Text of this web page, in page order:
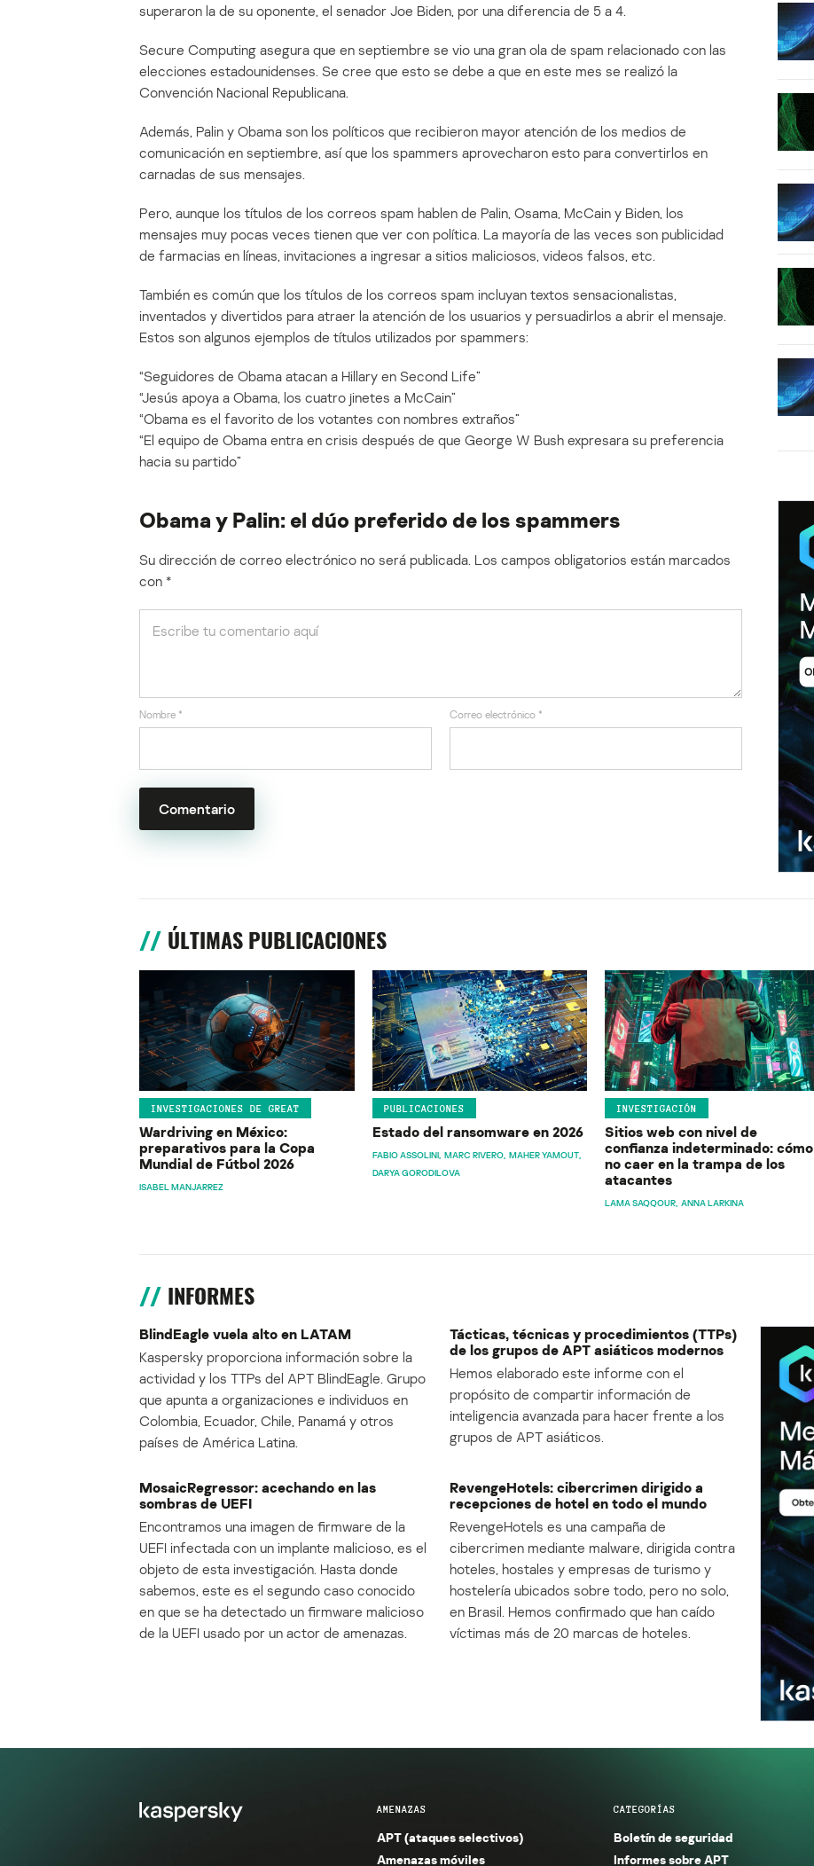
superaron la de su oponente, el senador Joe Biden, por una diferencia de 5 a 4.
Secure Computing asegura que en septiembre se vio una gran ola de spam relacionado con las
elecciones estadounidenses. Se cree que esto se debe a que en este mes se realizó la
Convención Nacional Republicana.
Además, Palin y Obama son los políticos que recibieron mayor atención de los medios de
comunicación en septiembre, así que los spammers aprovecharon esto para convertirlos en
carnadas de sus mensajes.
Pero, aunque los títulos de los correos spam hablen de Palin, Osama, McCain y Biden, los
mensajes muy pocas veces tienen que ver con política. La mayoría de las veces son publicidad
de farmacias en líneas, invitaciones a ingresar a sitios maliciosos, videos falsos, etc.
También es común que los títulos de los correos spam incluyan textos sensacionalistas,
inventados y divertidos para atraer la atención de los usuarios y persuadirlos a abrir el mensaje.
Estos son algunos ejemplos de títulos utilizados por spammers:
“Seguidores de Obama atacan a Hillary en Second Life”
“Jesús apoya a Obama, los cuatro jinetes a McCain”
“Obama es el favorito de los votantes con nombres extraños”
“El equipo de Obama entra en crisis después de que George W Bush expresara su preferencia
hacia su partido”
Obama y Palin: el dúo preferido de los spammers
Su dirección de correo electrónico no será publicada. Los campos obligatorios están marcados
con *
Nombre * Correo electrónico *
ÚLTIMAS PUBLICACIONES
INVESTIGACIONES DE GREAT
Wardriving en México:
preparativos para la Copa
Mundial de Fútbol 2026
ISABEL MANJARREZ
PUBLICACIONES
Estado del ransomware en 2026
FABIO ASSOLINI MARC RIVERO MAHER YAMOUT
DARYA GORODILOVA
INVESTIGACIÓN
Sitios web con nivel de
confianza indeterminado: cómo
no caer en la trampa de los
atacantes
LAMA SAQQOUR ANNA LARKINA
INFORMES
BlindEagle vuela alto en LATAM
Kaspersky proporciona información sobre la
actividad y los TTPs del APT BlindEagle. Grupo
que apunta a organizaciones e individuos en
Colombia, Ecuador, Chile, Panamá y otros
países de América Latina.
Tácticas, técnicas y procedimientos (TTPs)
de los grupos de APT asiáticos modernos
Hemos elaborado este informe con el
propósito de compartir información de
inteligencia avanzada para hacer frente a los
grupos de APT asiáticos.
MosaicRegressor: acechando en las
sombras de UEFI
Encontramos una imagen de firmware de la
UEFI infectada con un implante malicioso, es el
objeto de esta investigación. Hasta donde
sabemos, este es el segundo caso conocido
en que se ha detectado un firmware malicioso
de la UEFI usado por un actor de amenazas.
RevengeHotels: cibercrimen dirigido a
recepciones de hotel en todo el mundo
RevengeHotels es una campaña de
cibercrimen mediante malware, dirigida contra
hoteles, hostales y empresas de turismo y
hostelería ubicados sobre todo, pero no solo,
en Brasil. Hemos confirmado que han caído
víctimas más de 20 marcas de hoteles.
AMENAZAS
APT (ataques selectivos)
Amenazas móviles
CATEGORÍAS
Boletín de seguridad
Informes sobre APT